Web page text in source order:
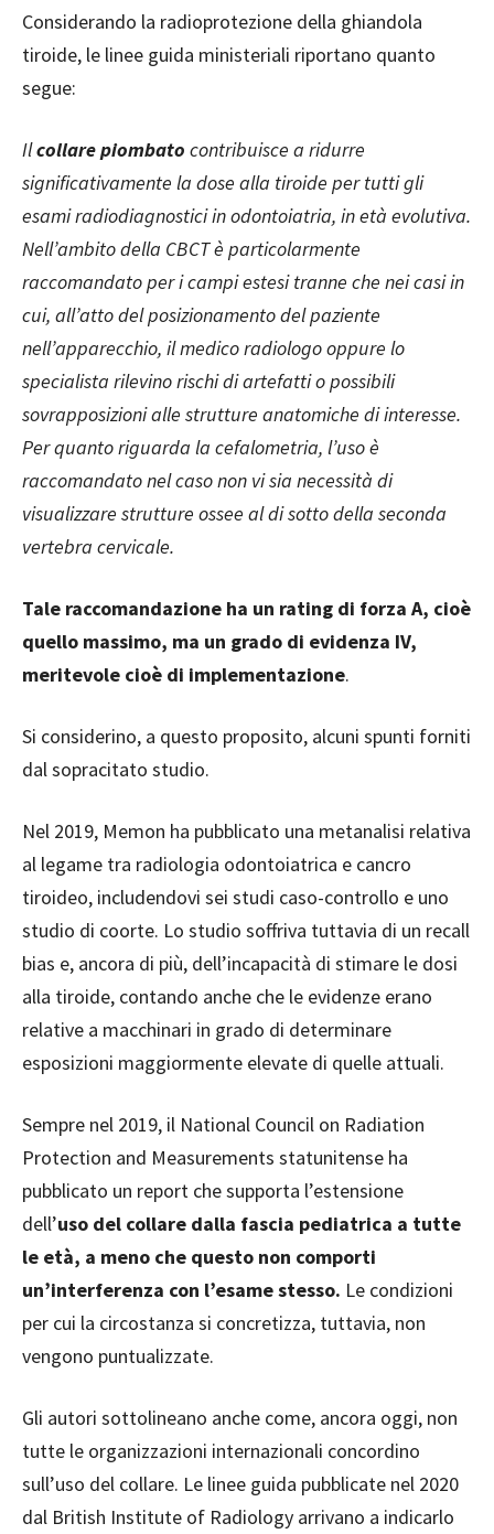
Considerando la radioprotezione della ghiandola
tiroide, le linee guida ministeriali riportano quanto
segue:
Ilcollare piombato contribuisce a ridurre
significativamente la dose alla tiroide per tutti gli
esami radiodiagnostici in odontoiatria, in età evolutiva.
Nell’ambito della CBCT è particolarmente
raccomandato per i campi estesi tranne che nei casi in
cui, all’atto del posizionamento del paziente
nell’apparecchio, il medico radiologo oppure lo
specialista rilevino rischi di artefatti o possibili
sovrapposizioni alle strutture anatomiche di interesse.
Per quanto riguarda la cefalometria, l’uso è
raccomandato nel caso non vi sia necessità di
visualizzare strutture ossee al di sotto della seconda
vertebra cervicale.
Tale raccomandazione ha un rating di forza A, cioè
quello massimo, ma un grado di evidenza IV,
meritevole cioè di implementazione.
Si considerino, a questo proposito, alcuni spunti forniti
dal sopracitato studio.
Nel 2019, Memon ha pubblicato una metanalisi relativa
al legame tra radiologia odontoiatrica e cancro
tiroideo, includendovi sei studi caso-controllo e uno
studio di coorte. Lo studio soffriva tuttavia di un recall
bias e, ancora di più, dell’incapacità di stimare le dosi
alla tiroide, contando anche che le evidenze erano
relative a macchinari in grado di determinare
esposizioni maggiormente elevate di quelle attuali.
Sempre nel 2019, il National Council on Radiation
Protection and Measurements statunitense ha
pubblicato un report che supporta l’estensione
dell’uso del collare dalla fascia pediatrica a tutte
le età, a meno che questo non comporti
un’interferenza con l’esame stesso. Le condizioni
per cui la circostanza si concretizza, tuttavia, non
vengono puntualizzate.
Gli autori sottolineano anche come, ancora oggi, non
tutte le organizzazioni internazionali concordino
sull’uso del collare. Le linee guida pubblicate nel 2020
dal British Institute of Radiology arrivano a indicarlo